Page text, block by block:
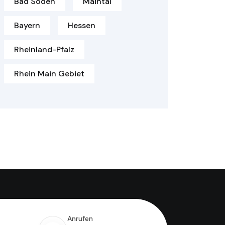
Bayern Hessen
Rheinland-Pfalz
Rhein Main Gebiet
Anrufen